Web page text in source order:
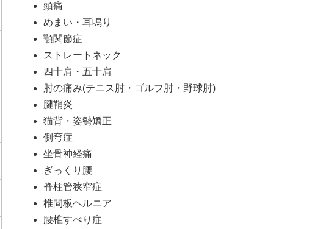
頭痛
めまい・耳鳴り
顎関節症
ストレートネック
四十肩・五十肩
肘の痛み(テニス肘・ゴルフ肘・野球肘)
腱鞘炎
猫背・姿勢矯正
側弯症
坐骨神経痛
ぎっくり腰
脊柱管狭窄症
椎間板ヘルニア
腰椎すべり症